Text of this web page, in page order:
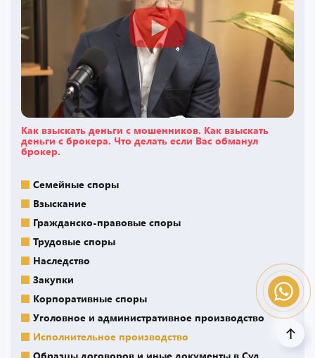
Как взыскать деньги с мошенников. Как взыскать
деньги с брокера. Что делать если Вас обманул
брокер.
Семейные споры
Взыскание
Гражданско-правовые споры
Трудовые споры
Наследство
Закупки
Корпоративные споры
Уголовное и административное производство
Исполнительное производство